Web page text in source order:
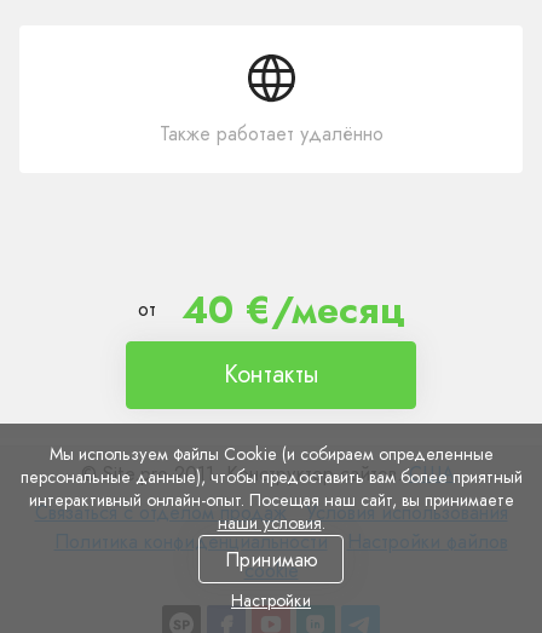
Также работает удалённо
от 40 €/месяц
Контакты
© Site.pro 2011. Конструктор сайтов.США.
Связаться
Связаться с отделом продаж
Условия
использования
Условия использования
конфиденциальности
Политика конфиденциальности
cookie
Мы используем файлы Cookie (и собираем определенные
персональные данные), чтобы предоставить вам более приятный
интерактивный онлайн-опыт. Посещая наш сайт, вы принимаете
наши условия.
Принимаю
Настройки